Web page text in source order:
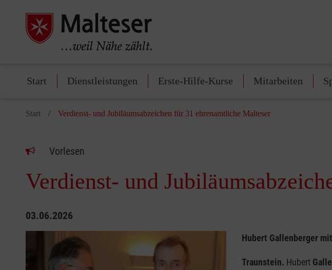
Start Dienstleistungen Erste-Hilfe-Kurse Mitarbeiten
Start Verdienst- und Jubiläumsabzeichen für 31 ehrenamtliche Malteser
Vorlesen
Verdienst- und
03.06.2026
Hubert Gallenberger
Traunstein. Hubert